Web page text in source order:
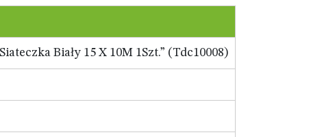
Biały 15 X 10M 1Szt.” (Tdc10008)